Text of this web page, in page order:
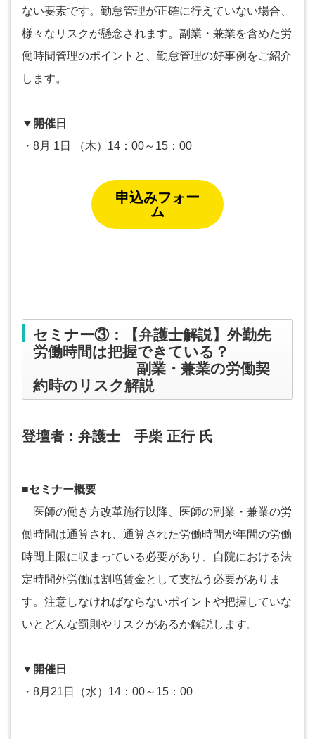
ない要素です。勤怠管理が正確に行えていない場合、
様々なリスクが懸念されます。副業・兼業を含めた労
働時間管理のポイントと、勤怠管理の好事例をご紹介
します。
▼開催日
・8月 1日 （木）14：00～15：00
申込みフォー
ム
セミナー③：【弁護士解説】外勤先
労働時間は把握できている？
副業・兼業の労働契
約時のリスク解説
登壇者：弁護士 手柴 正行 氏
■セミナー概要
医師の働き方改革施行以降、医師の副業・兼業の労
働時間は通算され、通算された労働時間が年間の労働
時間上限に収まっている必要があり、自院における法
定時間外労働は割増賃金として支払う必要がありま
す。注意しなければならないポイントや把握していな
いとどんな罰則やリスクがあるか解説します。
▼開催日
・8月21日（水）14：00～15：00